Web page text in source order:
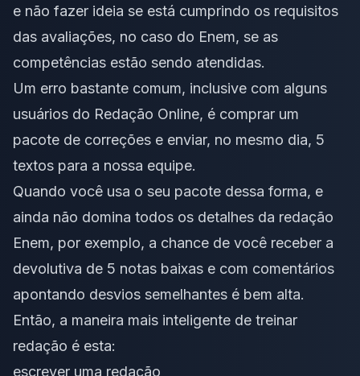
e não fazer ideia se está cumprindo os requisitos
das avaliações, no caso do Enem, se as
competências estão sendo atendidas.
Um erro bastante comum, inclusive com alguns
usuários do Redação Online, é comprar um
pacote de correções e enviar, no mesmo dia, 5
textos para a nossa equipe.
Quando você usa o seu pacote dessa forma, e
ainda não domina todos os detalhes da redação
Enem, por exemplo, a chance de você receber a
devolutiva de 5 notas baixas e com comentários
apontando desvios semelhantes é bem alta.
Então, a maneira mais inteligente de treinar
redação é esta:
escrever uma redação